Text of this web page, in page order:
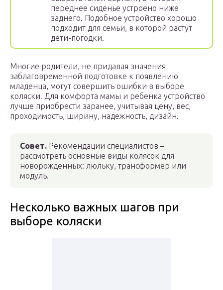
переднее сиденье устроено ниже
заднего. Подобное устройство хорошо
подходит для семьи, в которой растут
дети-погодки.
Многие родители, не придавая значения
заблаговременной подготовке к появлению
младенца, могут совершить ошибки в выборе
коляски. Для комфорта мамы и ребенка устройство
лучше приобрести заранее, учитывая цену, вес,
проходимость, ширину, надежность, дизайн.
Совет. Рекомендации специалистов –
рассмотреть основные виды колясок для
новорожденных: люльку, трансформер или
модуль.
Несколько важных шагов при
выборе коляски